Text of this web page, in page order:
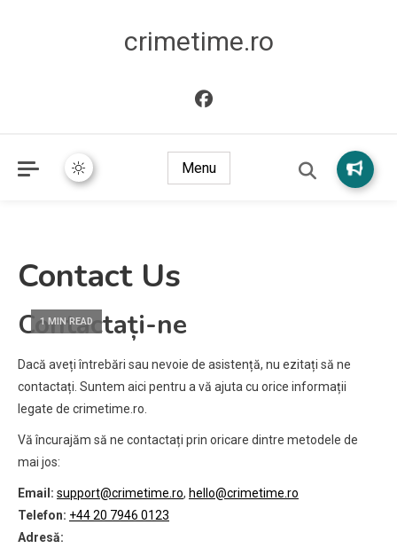
crimetime.ro
Menu
Contact Us
1 MIN READ
Contactați-ne
Dacă aveți întrebări sau nevoie de asistență, nu ezitați să ne
contactați. Suntem aici pentru a vă ajuta cu orice informații
legate de crimetime.ro.
Vă încurajăm să ne contactați prin oricare dintre metodele de
mai jos:
Email: support@crimetime.ro, hello@crimetime.ro
Telefon: +44 20 7946 0123
Adresă: